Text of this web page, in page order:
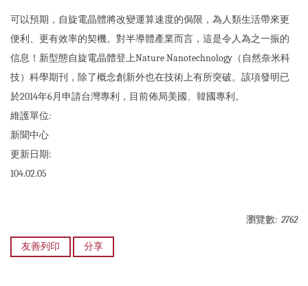
可以預期，自旋電晶體將改變運算速度的侷限，為人類生活帶來更
便利、更有效率的契機。對半導體產業而言，這是令人為之一振的
信息！新型態自旋電晶體登上Nature Nanotechnology（自然奈米科
技）科學期刊，除了概念創新外也在技術上有所突破。該項發明已
於2014年6月申請台灣專利，目前佈局美國、韓國專利。
維護單位:
新聞中心
更新日期:
104.02.05
瀏覽數: 2762
友善列印 分享